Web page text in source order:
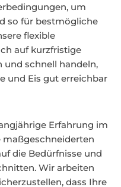
um
so für bestmögliche
flexible
auf kurzfristige
schnell handeln,
und Eis gut erreichbar
Erfahrung im
maßgeschneiderten
die Bedürfnisse und
Wir arbeiten
dass Ihre